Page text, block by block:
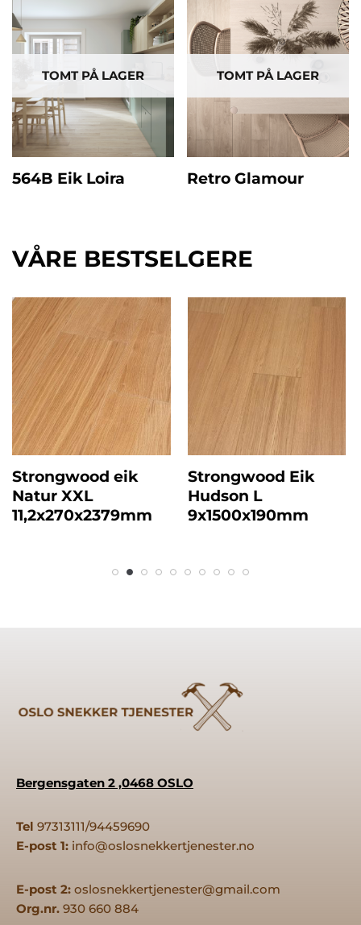
TOMT PÅ LAGER
564B Eik Loira
TOMT PÅ LAGER
Retro Glamour
VÅRE BESTSELGERE
Strongwood eik
Natur XXL
11,2x270x2379mm
Strongwood Eik
Hudson L
9x1500x190mm
Bergensgaten 2 ,0468 OSLO
Tel 97313111/94459690
E-post 1: info@oslosnekkertjenester.no
E-post 2: oslosnekkertjenester@gmail.com
Org.nr. 930 660 884